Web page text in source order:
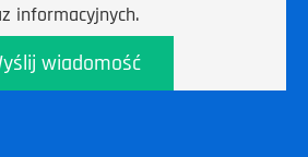
informacyjnych.
wiadomość